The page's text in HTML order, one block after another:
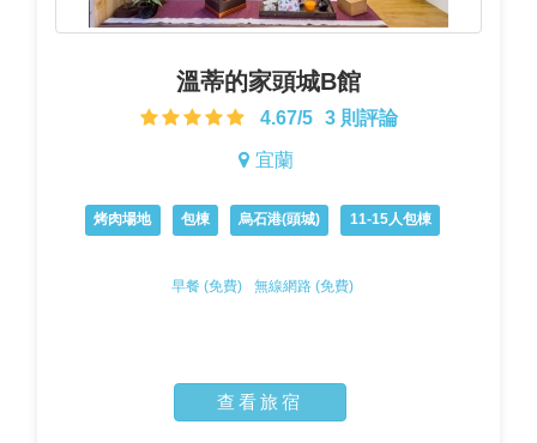
溫蒂的家頭城B館
4.67/5 3 則評論
宜蘭
烤肉場地 包棟 烏石港(頭城) 11-15人包棟
早餐 (免費) 無線網路 (免費)
查看旅宿